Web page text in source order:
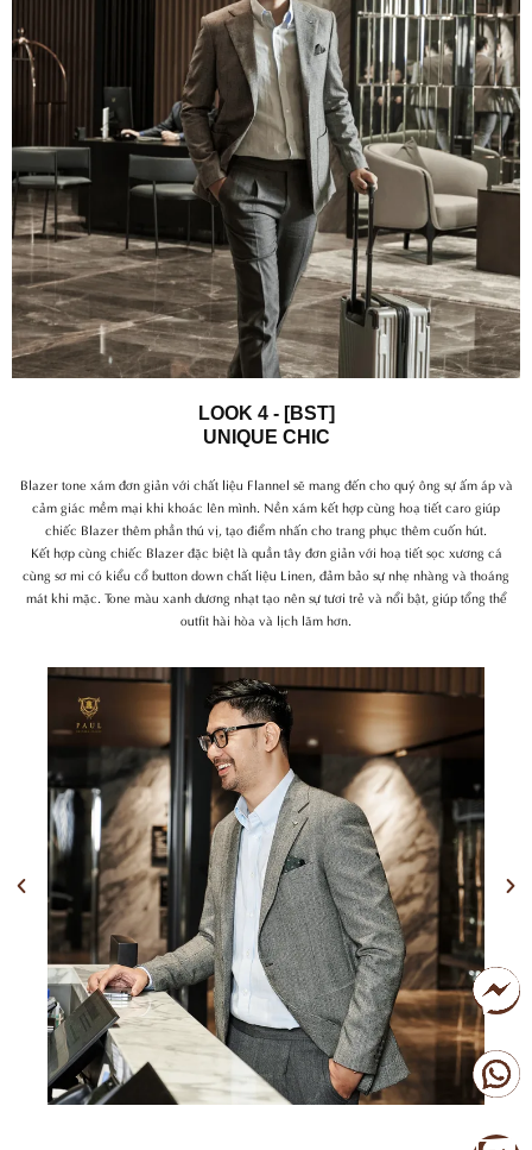
LOOK 4 - [BST]
UNIQUE CHIC
Blazer tone xám đơn giản với chất liệu Flannel sẽ mang đến cho quý ông sự ấm áp và
cảm giác mềm mại khi khoác lên mình. Nền xám kết hợp cùng hoạ tiết caro giúp
chiếc Blazer thêm phần thú vị, tạo điểm nhấn cho trang phục thêm cuốn hút.
Kết hợp cùng chiếc Blazer đặc biệt là quần tây đơn giản với hoạ tiết sọc xương cá
cùng sơ mi có kiểu cổ button down chất liệu Linen, đảm bảo sự nhẹ nhàng và thoáng
mát khi mặc. Tone màu xanh dương nhạt tạo nên sự tươi trẻ và nổi bật, giúp tổng thể
outfit hài hòa và lịch lãm hơn.
Previous